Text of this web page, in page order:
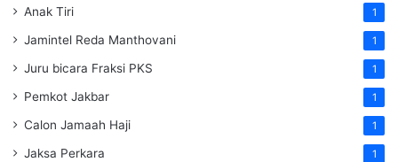
Anak Tiri 1
Jamintel Reda Manthovani 1
Juru bicara Fraksi PKS 1
Pemkot Jakbar 1
Calon Jamaah Haji 1
Jaksa Perkara 1